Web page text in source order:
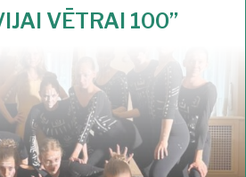
VĒTRAI 100”